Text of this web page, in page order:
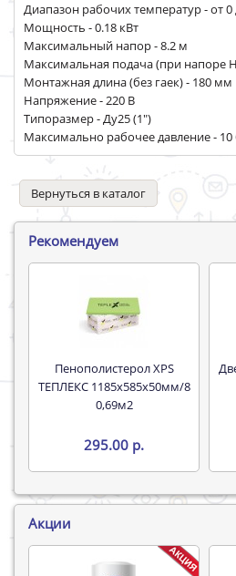
Диапазон рабочих температур - от 0
Мощность - 0.18 кВт
Максимальный напор - 8.2 м
Максимальная подача (при напоре
Монтажная длина (без гаек) - 180 мм
Напряжение - 220 В
Типоразмер - Ду25 (1")
Максимально рабочее давление - 10
Вернуться в каталог
Рекомендуем
Пенополистерол XPS
ТЕПЛЕКС 1185х585х50мм/8
0,69м2
295.00 р.
Дверь мет. Стройгост 5 РФ
Акции